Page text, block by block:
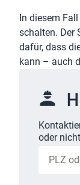
In diesem
schalten. Der
dafür, dass
kann – auch
oder